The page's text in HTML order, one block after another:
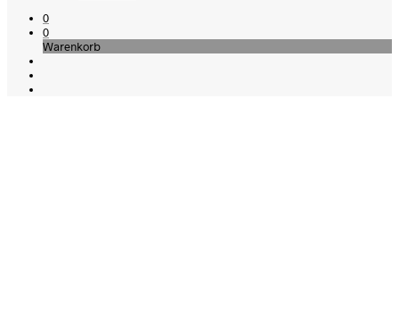
0
0
Warenkorb